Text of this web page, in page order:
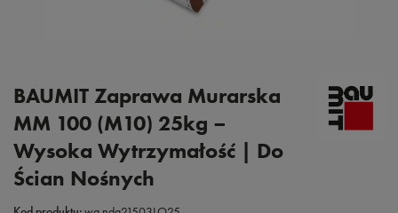
BAUMIT Zaprawa Murarska
MM 100 (M10) 25kg –
Wysoka Wytrzymałość | Do
Ścian Nośnych